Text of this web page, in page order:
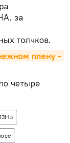
за
толчков.
плену -
четыре